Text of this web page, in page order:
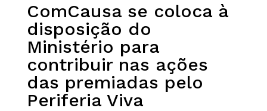
ComCausa se coloca à
disposição do
Ministério para
contribuir nas ações
das premiadas pelo
Periferia Viva